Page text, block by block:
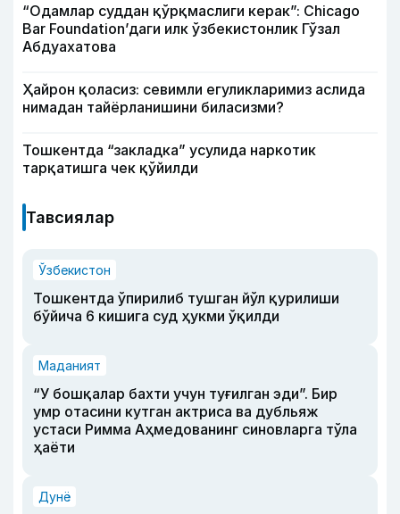
“Одамлар суддан қўрқмаслиги керак”: Chicago
Bar Foundation’даги илк ўзбекистонлик Гўзал
Абдуахатова
Ҳайрон қоласиз: севимли егуликларимиз аслида
нимадан тайёрланишини биласизми?
Тошкентда “закладка” усулида наркотик
тарқатишга чек қўйилди
Тавсиялар
Ўзбекистон
Тошкентда ўпирилиб тушган йўл қурилиши
бўйича 6 кишига суд ҳукми ўқилди
Маданият
“У бошқалар бахти учун туғилган эди”. Бир
умр отасини кутган актриса ва дубльяж
устаси Римма Аҳмедованинг синовларга тўла
ҳаёти
Дунё